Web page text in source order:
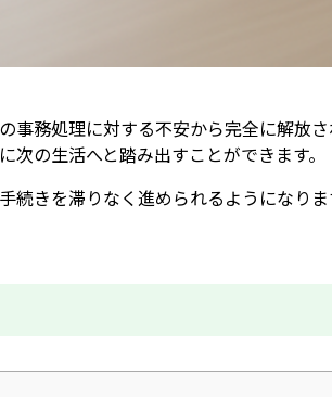
務処理に対する不安から完全に解放
の生活へと踏み出すことができます。
続きを滞りなく進められるようになり